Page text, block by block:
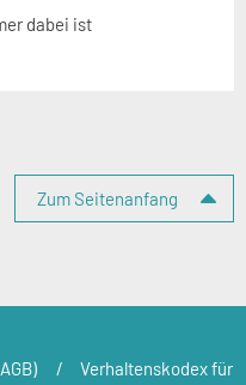
dabei ist
Zum Seitenanfang
Verhaltenskodex für